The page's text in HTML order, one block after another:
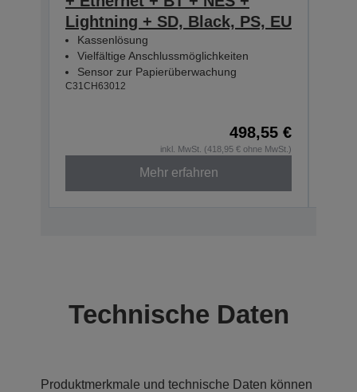
Lightning + SD, Black, PS, EU
Kassenlösung
Vielfältige Anschlussmöglichkeiten
Sensor zur Papierüberwachung
C31CH63012
498,55 €
inkl. MwSt. (418,95 € ohne MwSt.)
Mehr erfahren
Technische Daten
Produktmerkmale und technische Daten können